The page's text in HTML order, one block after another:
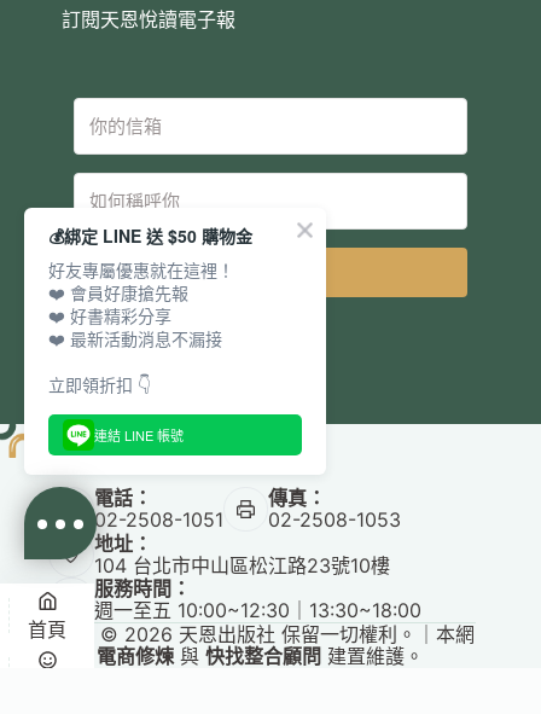
訂閱天恩悅讀電子報
電話：
02-2508-1051
傳真：
02-2508-1053
地址：
104 台北市中山區松江路23號10樓
服務時間：
週一至五 10:00~12:30｜13:30~18:00
Copyright © 2026 天恩出版社 保留一切權利。｜本網
站由 電商修煉與快找整合顧問 建置維護。
首頁
💰綁定 LINE 送 $50 購物金
好友專屬優惠就在這裡！
❤️ 會員好康搶先報
❤️ 好書精彩分享
❤️ 最新活動消息不漏接
立即領折扣 👇
連結 LINE 帳號